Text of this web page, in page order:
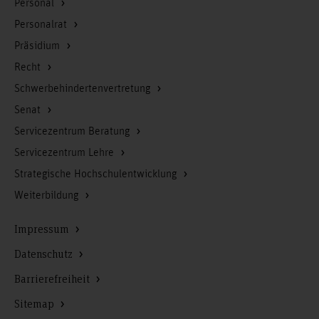
nicht an, sonst werden noch alle schwul“ Ergebnisse der
Studie zu Bedarfen und Angeboten von lesbischen, schwulen,
bisexuellen, trans* und inter* Adressat*innen aus Sicht der
Personal
Personalrat
Präsidium
Recht
Schwerbehindertenvertretung
Senat
Servicezentrum Beratung
Servicezentrum Lehre
Strategische Hochschulentwicklung
Weiterbildung
Impressum
Datenschutz
Barrierefreiheit
Sitemap